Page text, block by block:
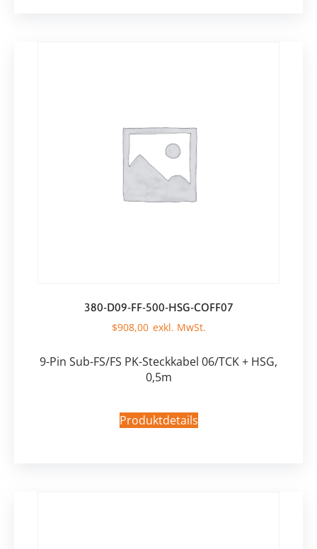
380-D09-FF-500-HSG-COFF07
$908,00
9-Pin Sub-FS/FS PK-Steckkabel 06/TCK + HSG,
0,5m
Produktdetails